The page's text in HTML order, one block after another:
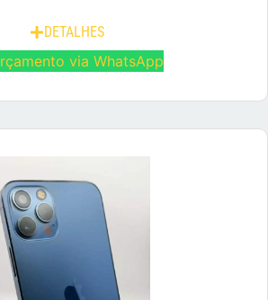
DETALHES
via WhatsApp